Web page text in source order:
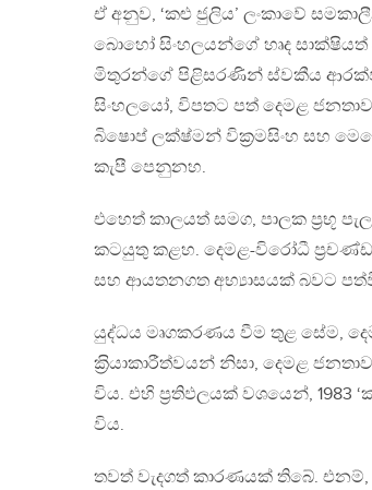
ඒ අනුව, ‘කළු ජුලිය’ ලංකාවේ
බොහෝ සිංහලයන්ගේ හෘද
මිතුරන්ගේ පිළිසරණින් ස්වකීය
සිංහලයෝ, විපතට පත් දෙමළ
බිෂොප් ලක්ෂ්මන් වික‍්‍රමසිංහ සහ
කැපී පෙනුනහ.
එහෙත් කාලයත් සමග, පාලක ප‍්‍රභූ
කටයුතු කළහ. දෙමළ-විරෝධී
සහ ආයතනගත අභ්‍යාසයක් බවට
යුද්ධය මෘගකරණය වීම තුළ සේම,
ක‍්‍රියාකාරීත්වයන් නිසා, දෙමළ
විය. එහි ප‍්‍රතිඵලයක් වශයෙන්, 1983
විය.
තවත් වැදගත් කාරණයක් තිබේ. එනම්,